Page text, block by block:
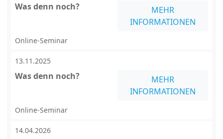
Was denn noch?
MEHR
INFORMATIONEN
Online-Seminar
13.11.2025
Was denn noch?
MEHR
INFORMATIONEN
Online-Seminar
14.04.2026